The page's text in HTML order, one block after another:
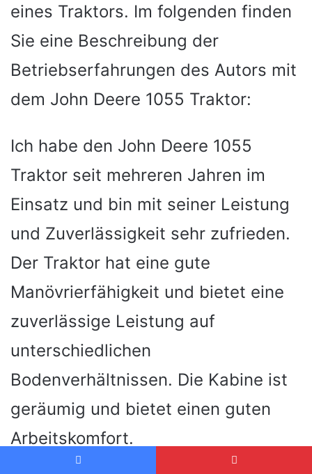
eines Traktors. Im folgenden finden
Sie eine Beschreibung der
Betriebserfahrungen des Autors mit
dem John Deere 1055 Traktor:
Ich habe den John Deere 1055
Traktor seit mehreren Jahren im
Einsatz und bin mit seiner Leistung
und Zuverlässigkeit sehr zufrieden.
Der Traktor hat eine gute
Manövrierfähigkeit und bietet eine
zuverlässige Leistung auf
unterschiedlichen
Bodenverhältnissen. Die Kabine ist
geräumig und bietet einen guten
Arbeitskomfort.